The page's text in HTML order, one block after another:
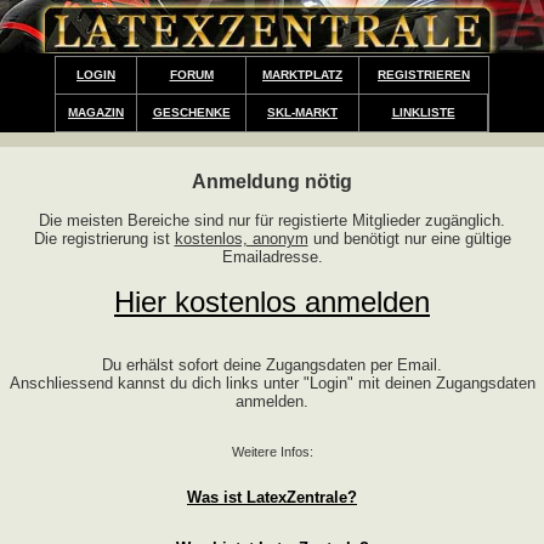
LOGIN FORUM MARKTPLATZ REGISTRIEREN
MAGAZIN GESCHENKE SKL-MARKT LINKLISTE
Anmeldung nötig
Die meisten Bereiche sind nur für registierte Mitglieder zugänglich.
Die registrierung ist kostenlos, anonym und benötigt nur eine gültige
Emailadresse.
Hier kostenlos anmelden
Du erhälst sofort deine Zugangsdaten per Email.
Anschliessend kannst du dich links unter "Login" mit deinen Zugangsdaten
anmelden.
Weitere Infos:
Was ist LatexZentrale?